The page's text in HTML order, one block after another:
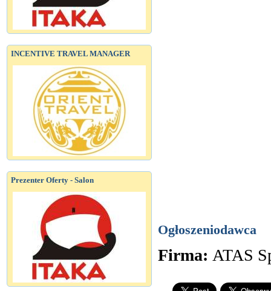
INCENTIVE TRAVEL MANAGER
Prezenter Oferty - Salon
Ogłoszeniodawca
Firma: ATAS